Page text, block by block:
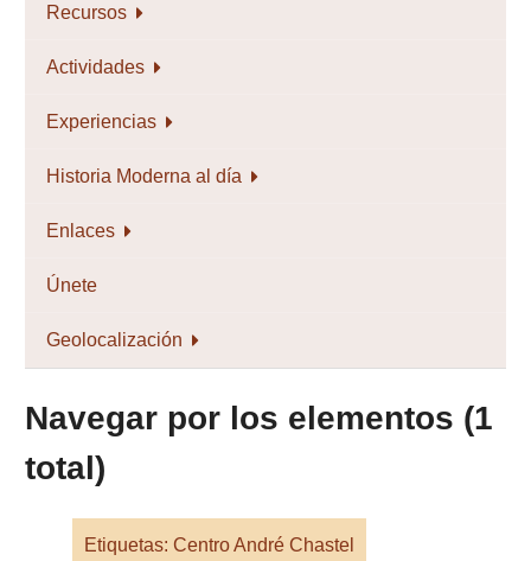
Recursos
Actividades
Experiencias
Historia Moderna al día
Enlaces
Únete
Geolocalización
Navegar por los elementos (1
total)
Etiquetas: Centro André Chastel